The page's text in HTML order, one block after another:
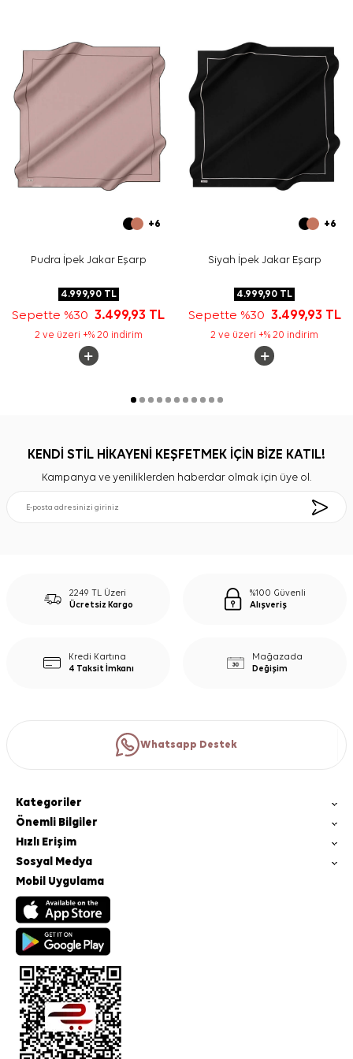
Bakım
Yıkama ve bakım için ürün etiketindeki talimatları
izleyiniz. İpek ve hassas eşarplarda leke müdahalesi
veya elde hassas bakım gerektiğinde
Şampuanı
kullanabilirsiniz.
Sıkça Sorulan Sorular
Bu eşarp hangi kumaş kalitesine sahiptir?
Lacivert beyaz eşarp hangi kombinlere uyar?
Desen görünümü nasıldır?
+6
Pudra İpek Jakar Eşarp
4.999,90TL
Sepette %303.499,93 TL
2 ve üzeri +% 20 indirim
+6
Siyah İpek Jakar Eşarp
4.999,90 TL
Sepette %30 3.499,93 TL
2 ve üzeri +% 20 indirim
KENDİ STİL HİKAYENİ KEŞFETMEK İÇİN BİZE KATIL!
Kampanya ve yeniliklerden haberdar olmak için üye ol.
2249 TL Üzeri
Ücretsiz Kargo
%100 Güvenli
Alışveriş
Kredi Kartına
4 Taksit İmkanı
Mağazada
Değişim
Whatsapp Destek
Kategoriler
Önemli Bilgiler
Hızlı Erişim
Sosyal Medya
Mobil Uygulama